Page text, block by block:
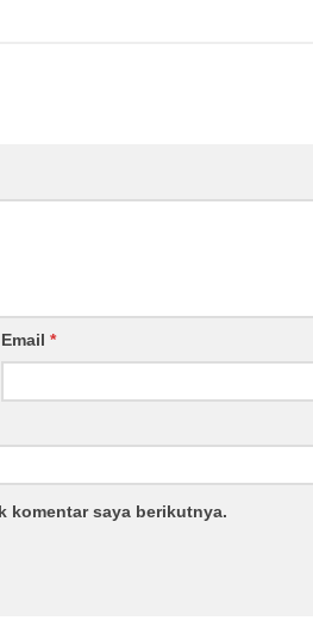
Email*
komentar saya berikutnya.